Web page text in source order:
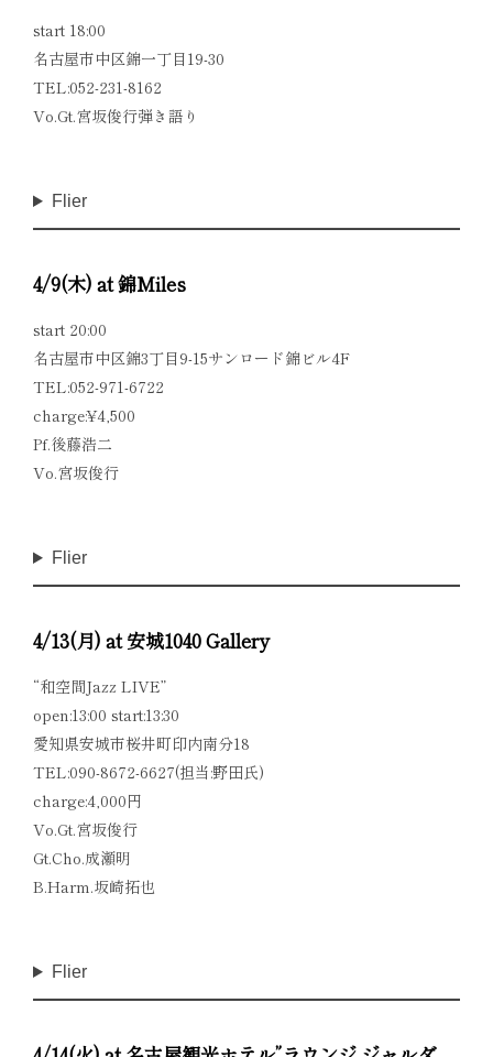
start 18:00
名古屋市中区錦一丁目19-30
TEL:052-231-8162
Vo.Gt.宮坂俊行弾き語り
Flier
4/9(木) at 錦Miles
start 20:00
名古屋市中区錦3丁目9-15サンロード錦ビル4F
TEL:052-971-6722
charge:¥4,500
Pf.後藤浩二
Vo.宮坂俊行
Flier
4/13(月) at 安城1040 Gallery
“和空間Jazz LIVE”
open:13:00 start:13:30
愛知県安城市桜井町印内南分18
TEL:090-8672-6627(担当:野田氏)
charge:4,000円
Vo.Gt.宮坂俊行
Gt.Cho.成瀬明
B.Harm.坂崎拓也
Flier